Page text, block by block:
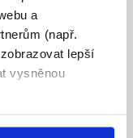
a
(např.
lepší
vysněnou
lobby
HPPz
se Vám prác...